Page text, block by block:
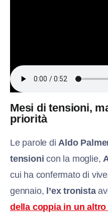
Mesi di tensioni,
priorità
Le parole di Aldo
tensioni con la moglie,
cui ha confermato di
gennaio, l’ex tronista
della coppia in un